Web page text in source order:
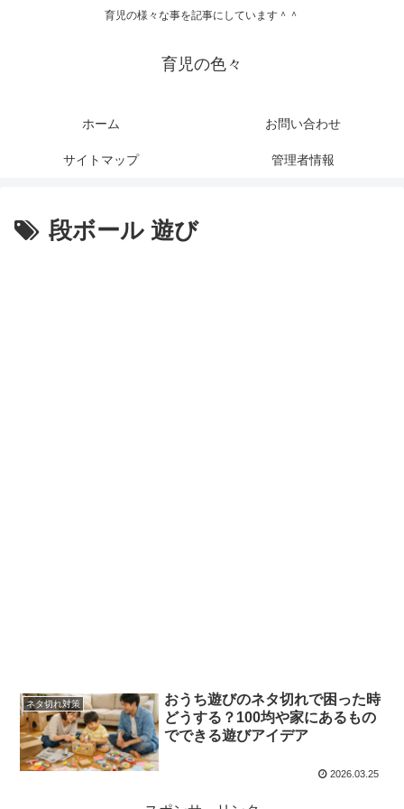
育児の様々な事を記事にしています＾＾
育児の色々
ホーム お問い合わせ
サイトマップ 管理者情報
段ボール 遊び
ネタ切れ対策
おうち遊びのネタ切れで困った時
どうする？100均や家にあるもの
でできる遊びアイデア
2026.03.25